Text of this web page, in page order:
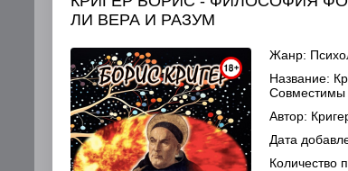
ЛИ ВЕРА И РАЗУМ
Жанр:
Название:
Совместимы
Автор:
Дата
Количество